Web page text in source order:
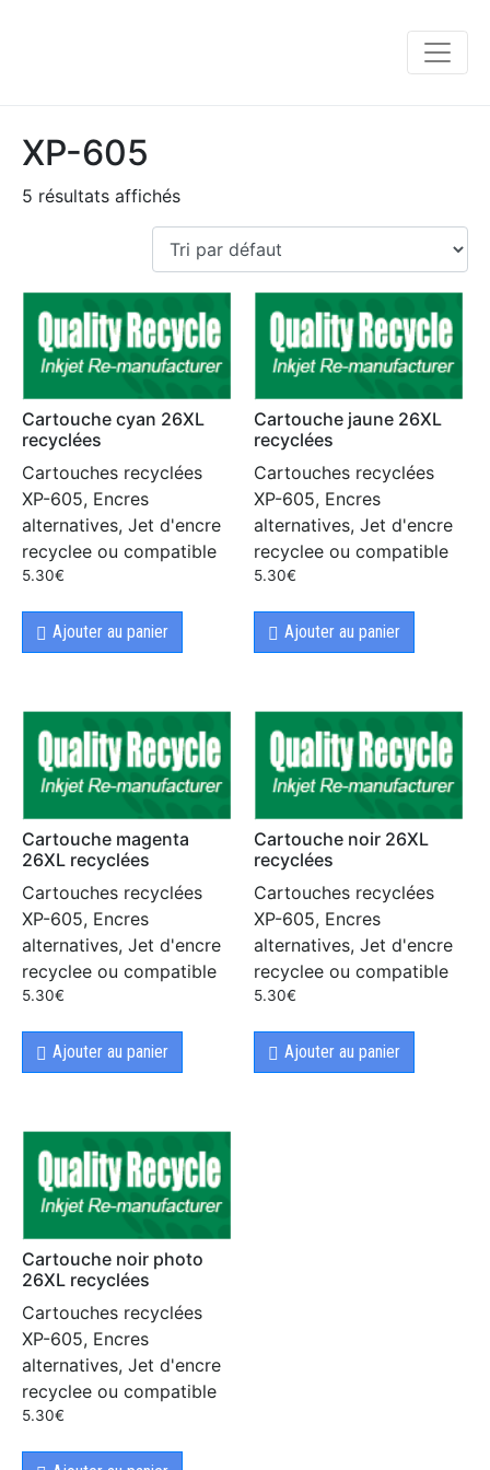
XP-605
5 résultats affichés
Cartouche cyan 26XL
recyclées
Cartouches recyclées
XP-605, Encres
alternatives, Jet d'encre
recyclee ou compatible
5.30€
Ajouter au panier
Cartouche jaune 26XL
recyclées
Cartouches recyclées
XP-605, Encres
alternatives, Jet d'encre
recyclee ou compatible
5.30€
Ajouter au panier
Cartouche magenta
26XL recyclées
Cartouches recyclées
XP-605, Encres
alternatives, Jet d'encre
recyclee ou compatible
5.30€
Ajouter au panier
Cartouche noir 26XL
recyclées
Cartouches recyclées
XP-605, Encres
alternatives, Jet d'encre
recyclee ou compatible
5.30€
Ajouter au panier
Cartouche noir photo
26XL recyclées
Cartouches recyclées
XP-605, Encres
alternatives, Jet d'encre
recyclee ou compatible
5.30€